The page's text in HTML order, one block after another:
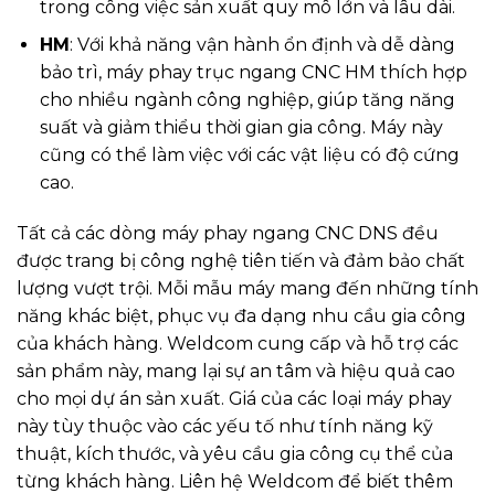
trong công việc sản xuất quy mô lớn và lâu dài.
HM: Với khả năng vận hành ổn định và dễ dàng
bảo trì, máy phay trục ngang CNC HM thích hợp
cho nhiều ngành công nghiệp, giúp tăng năng
suất và giảm thiểu thời gian gia công. Máy này
cũng có thể làm việc với các vật liệu có độ cứng
cao.
Tất cả các dòng máy phay ngang CNC DNS đều
được trang bị công nghệ tiên tiến và đảm bảo chất
lượng vượt trội. Mỗi mẫu máy mang đến những tính
năng khác biệt, phục vụ đa dạng nhu cầu gia công
của khách hàng. Weldcom cung cấp và hỗ trợ các
sản phẩm này, mang lại sự an tâm và hiệu quả cao
cho mọi dự án sản xuất. Giá của các loại máy phay
này tùy thuộc vào các yếu tố như tính năng kỹ
thuật, kích thước, và yêu cầu gia công cụ thể của
từng khách hàng. Liên hệ Weldcom để biết thêm